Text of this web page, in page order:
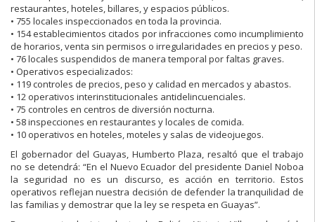
restaurantes, hoteles, billares, y espacios públicos.
• 755 locales inspeccionados en toda la provincia.
• 154 establecimientos citados por infracciones como incumplimiento
de horarios, venta sin permisos o irregularidades en precios y peso.
• 76 locales suspendidos de manera temporal por faltas graves.
• Operativos especializados:
• 119 controles de precios, peso y calidad en mercados y abastos.
• 12 operativos interinstitucionales antidelincuenciales.
• 75 controles en centros de diversión nocturna.
• 58 inspecciones en restaurantes y locales de comida.
• 10 operativos en hoteles, moteles y salas de videojuegos.
El gobernador del Guayas, Humberto Plaza, resaltó que el trabajo
no se detendrá: “En el Nuevo Ecuador del presidente Daniel Noboa
la seguridad no es un discurso, es acción en territorio. Estos
operativos reflejan nuestra decisión de defender la tranquilidad de
las familias y demostrar que la ley se respeta en Guayas”.